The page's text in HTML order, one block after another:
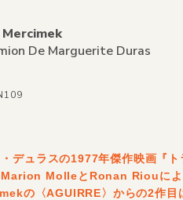
De Marguerite Duras
デュラスの1977年傑作映画『
Marion MolleとRonan Riouによ
の〈AGUIRRE〉からの2作目